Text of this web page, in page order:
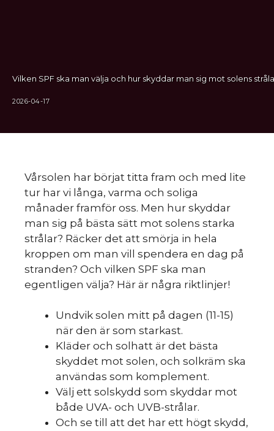
Vilken SPF ska man välja och hur skyddar man sig mot solens
2026-04-17
Vårsolen har börjat titta fram och med lite
tur har vi långa, varma och soliga
månader framför oss. Men hur skyddar
man sig på bästa sätt mot solens starka
strålar? Räcker det att smörja in hela
kroppen om man vill spendera en dag på
stranden? Och vilken SPF ska man
egentligen välja? Här är några riktlinjer!
Undvik solen mitt på dagen (11-15)
när den är som starkast.
Kläder och solhatt är det bästa
skyddet mot solen, och solkräm ska
användas som komplement.
Välj ett solskydd som skyddar mot
både UVA- och UVB-strålar.
Och se till att det har ett högt skydd,